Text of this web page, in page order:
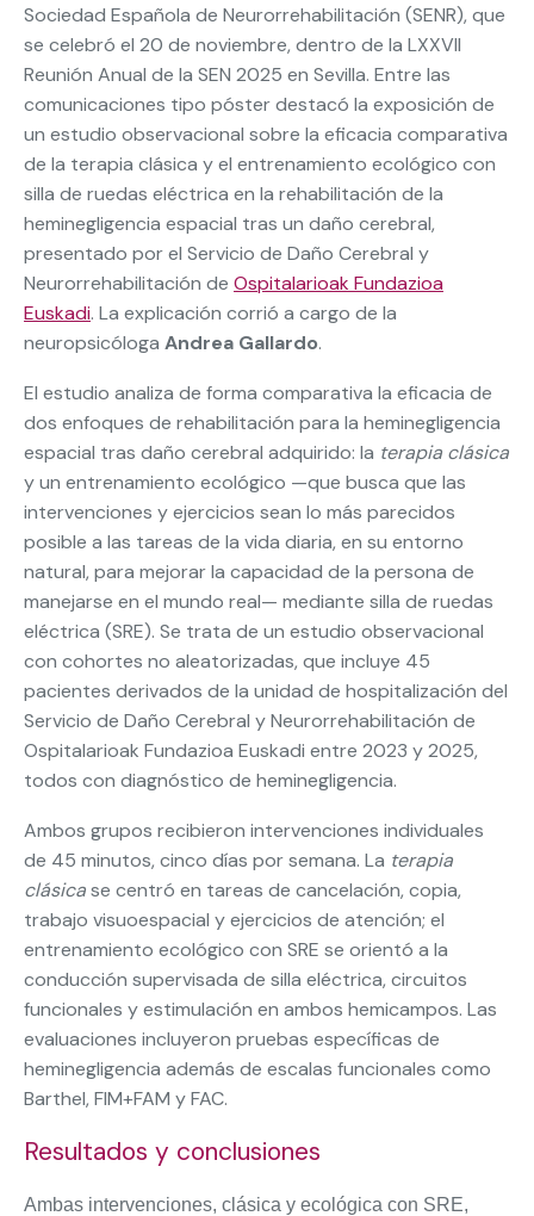
Sociedad Española de Neurorrehabilitación (SENR), que
se celebró el 20 de noviembre, dentro de la LXXVII
Reunión Anual de la SEN 2025 en Sevilla. Entre las
comunicaciones tipo póster destacó la exposición de
un estudio observacional sobre la eficacia comparativa
de la terapia clásica y el entrenamiento ecológico con
silla de ruedas eléctrica en la rehabilitación de la
heminegligencia espacial tras un daño cerebral,
presentado por el Servicio de Daño Cerebral y
Neurorrehabilitación de Ospitalarioak Fundazioa
Euskadi. La explicación corrió a cargo de la
neuropsicóloga Andrea Gallardo.
El estudio analiza de forma comparativa la eficacia de
dos enfoques de rehabilitación para la heminegligencia
espacial tras daño cerebral adquirido: la terapia clásica
y un entrenamiento ecológico —que busca que las
intervenciones y ejercicios sean lo más parecidos
posible a las tareas de la vida diaria, en su entorno
natural, para mejorar la capacidad de la persona de
manejarse en el mundo real— mediante silla de ruedas
eléctrica (SRE). Se trata de un estudio observacional
con cohortes no aleatorizadas, que incluye 45
pacientes derivados de la unidad de hospitalización del
Servicio de Daño Cerebral y Neurorrehabilitación de
Ospitalarioak Fundazioa Euskadi entre 2023 y 2025,
todos con diagnóstico de heminegligencia.
Ambos grupos recibieron intervenciones individuales
de 45 minutos, cinco días por semana. La terapia
clásicase centró en tareas de cancelación, copia,
trabajo visuoespacial y ejercicios de atención; el
entrenamiento ecológico con SRE se orientó a la
conducción supervisada de silla eléctrica, circuitos
funcionales y estimulación en ambos hemicampos. Las
evaluaciones incluyeron pruebas específicas de
heminegligencia además de escalas funcionales como
Barthel, FIM+FAM y FAC.
Resultados y conclusiones
Ambas intervenciones, clásica y ecológica con SRE,